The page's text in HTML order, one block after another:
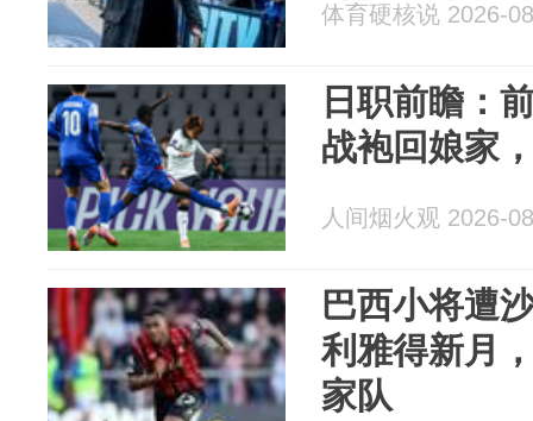
体育硬核说 2026-
日职前瞻：
战袍回娘家
人间烟火观 2026-
巴西小将遭
利雅得新月
家队